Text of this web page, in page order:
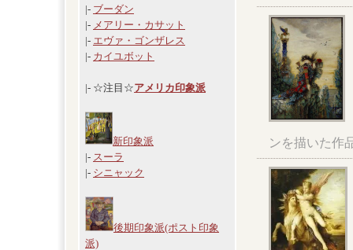
|- ブーダン
|- メアリー・カサット
|- エヴァ・ゴンザレス
|- カイユボット
|- ☆注目☆アメリカ印象派
新印象派
|- スーラ
|- シニャック
後期印象派(ポスト印象
派)
ンを描いた作